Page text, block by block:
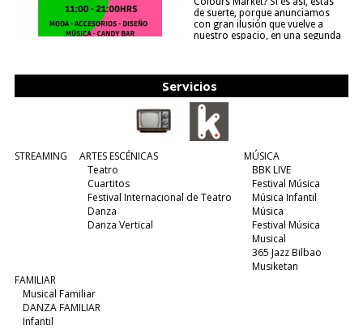
de suerte, porque anunciamos
con gran ilusión que vuelve a
nuestro espacio, en una segunda
Servicios
STREAMING
ARTES ESCÉNICAS
Teatro
Cuartitos
Festival Internacional de Teatro
Danza
Danza Vertical
MÚSICA
BBK LIVE
Festival Música
Música Infantil
Música
Festival Música
Musical
365 Jazz Bilbao
Musiketan
FAMILIAR
Musical Familiar
DANZA FAMILIAR
Infantil